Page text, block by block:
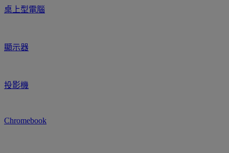
桌上型電腦
顯示器
投影機
Chromebook